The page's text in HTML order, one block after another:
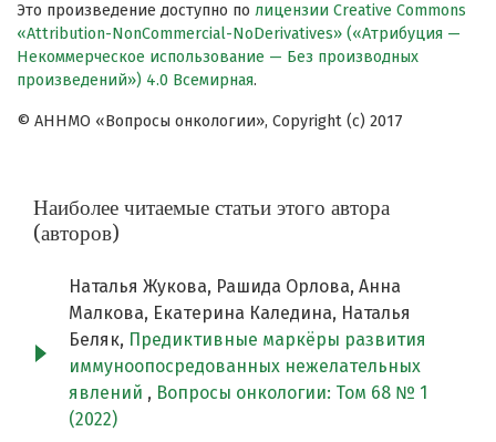
Это произведение доступно по лицензии Creative Commons
«Attribution-NonCommercial-NoDerivatives» («Атрибуция —
Некоммерческое использование — Без производных
произведений») 4.0 Всемирная.
© АННМО «Вопросы онкологии», Copyright (c) 2017
Наиболее читаемые статьи этого автора
(авторов)
Наталья Жукова, Рашида Орлова, Анна
Малкова, Екатерина Каледина, Наталья
Беляк, Предиктивные маркёры развития
иммуноопосредованных нежелательных
явлений , Вопросы онкологии: Том 68 № 1
(2022)